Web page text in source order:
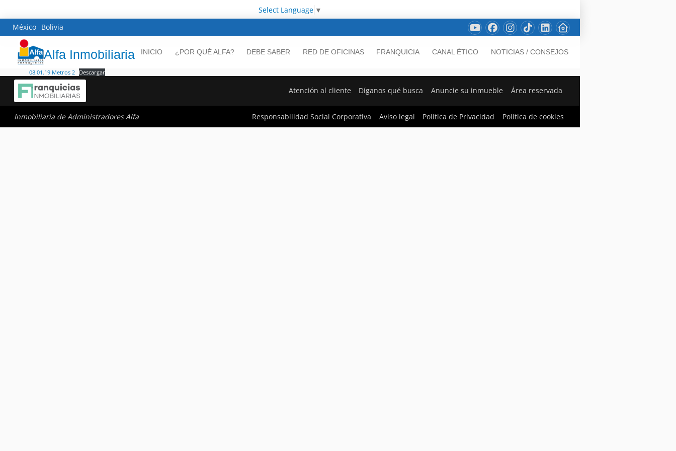
Select Language ▼
México Bolivia
Alfa Inmobiliaria INICIO ¿POR QUÉ ALFA? DEBE SABER RED DE OFICINAS FRANQUICIA CANAL ÉTICO NOTICIAS / CONSEJOS
08.01.19 Metros 2 Descargar
Atención al cliente Díganos qué busca Anuncie su inmueble Área reservada
Inmobiliaria de Administradores Alfa Responsabilidad Social Corporativa Aviso legal Política de Privacidad Política de cookies